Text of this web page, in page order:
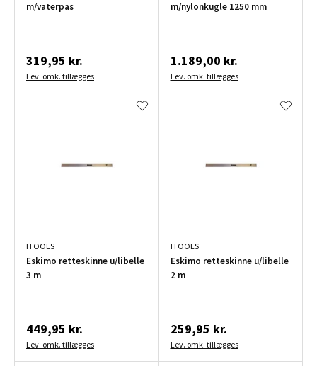
m/vaterpas
319,95 kr.
Lev. omk. tillægges
m/nylonkugle 1250 mm
1.189,00 kr.
Lev. omk. tillægges
ITOOLS
Eskimo retteskinne u/libelle
3 m
449,95 kr.
Lev. omk. tillægges
ITOOLS
Eskimo retteskinne u/libelle
2 m
259,95 kr.
Lev. omk. tillægges